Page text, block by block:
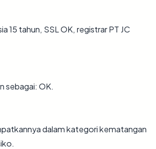
15 tahun, SSL OK, registrar PT JC
sebagai: OK.
dalam kategori kematangan